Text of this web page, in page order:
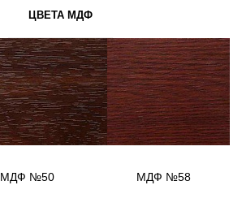
ЦВЕТА МДФ
МДФ №50 МДФ №58